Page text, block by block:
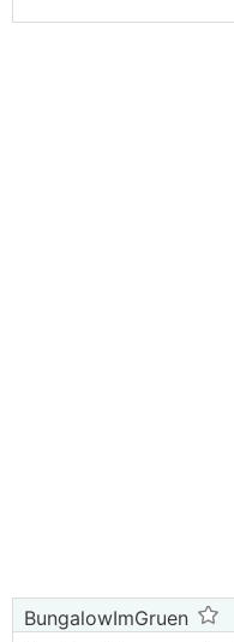
BungalowImGruen